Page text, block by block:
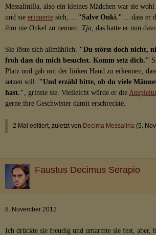
Messalinilla, also ein kleines Mädchen war sie
und sie erinnerte sich,… "Salve Onki." …dass er
ihm nie Onkel zu nennen. Tja, das hatte er nun
Sie löste sich allmählich. "Du störst doch nicht,
froh dass du mich besuchst. Komm setz dich."
Platz und gab mit der linken Hand zu erkennen,
setzen soll. "Und erzähl bitte, ob du viele
hast." , grinste sie. Vielleicht würde er die
gerne ihre Geschwister damit erschreckte.
2 Mal editiert, zuletzt von Decima Messalina (5.
Faustus Decimus Serapio
8. November 2012
Ich drückte sie freudig und umarmte sie fest, aber,